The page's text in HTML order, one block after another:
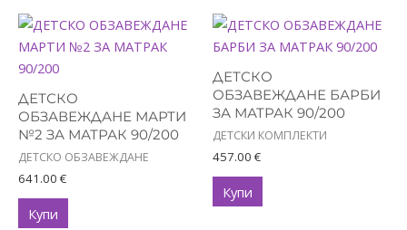
ДЕТСКО
ОБЗАВЕЖДАНЕ МАРТИ
№2 ЗА МАТРАК 90/200
ДЕТСКО ОБЗАВЕЖДАНЕ
641.00 €
Купи
ДЕТСКО
ОБЗАВЕЖДАНЕ БАРБИ
ЗА МАТРАК 90/200
ДЕТСКИ КОМПЛЕКТИ
457.00 €
Купи